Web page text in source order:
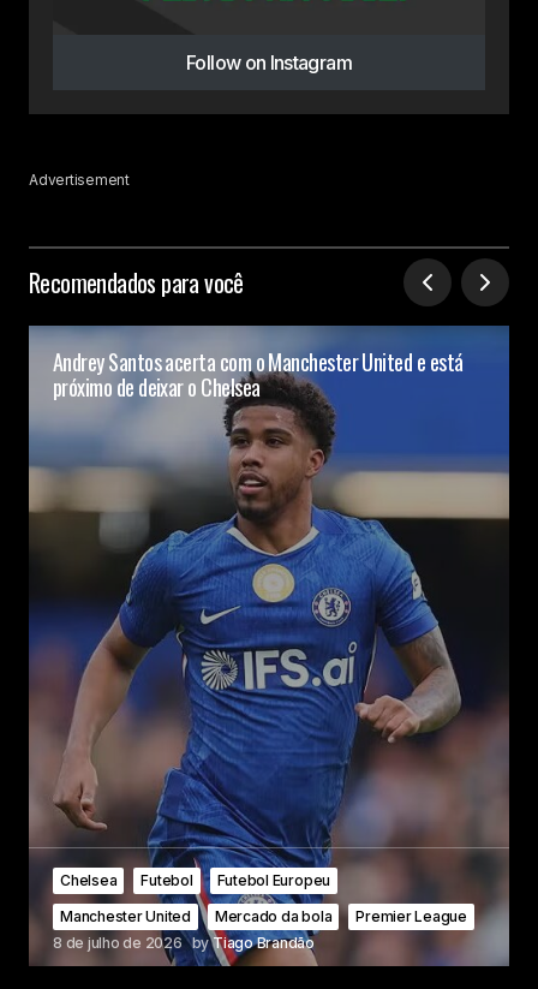
Follow on Instagram
Advertisement
Recomendados para você
Andrey Santos acerta com o Manchester United e está
próximo de deixar o Chelsea
Chelsea Futebol
Futebol Europeu
Manchester United
Mercado da bola
Premier League
8 de julho de 2026 byTiago Brandão